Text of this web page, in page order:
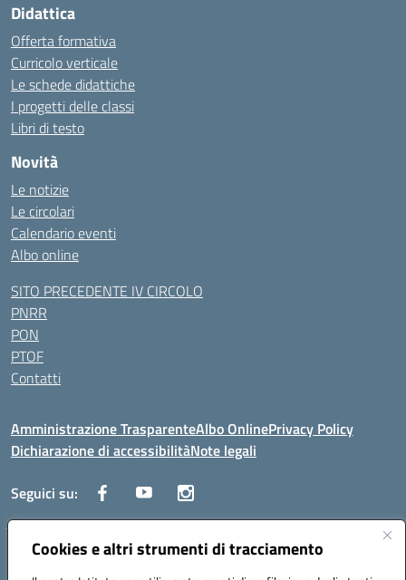
Cookies e altri strumenti di tracciamento
Didattica
Offerta formativa
Curricolo verticale
Le schede didattiche
I progetti delle classi
Libri di testo
Novità
Le notizie
Le circolari
Calendario eventi
Albo online
SITO PRECEDENTE IV CIRCOLO
PNRR
PON
PTOF
Contatti
Amministrazione TrasparenteAlbo OnlinePrivacy Policy
Dichiarazione di accessibilitàNote legali
Seguici su:
Traversa Fondo d'Orto n.19B - Cap 80053 - Castellammare di Stabia
(NA) - Tel. 0818701043 - Mail: naic847006@istruzione.it - PEC: